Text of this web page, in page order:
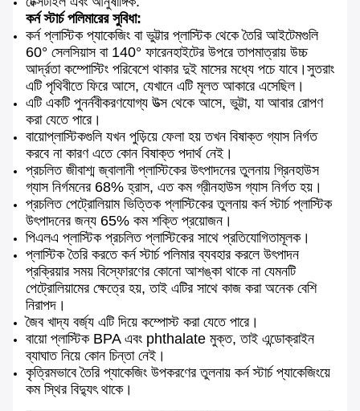
কর্ন স্টার্চ পলিমারের সুবিধা:
কর্ন প্লাস্টিক প্যাকেজিং বা ভুট্টার প্লাস্টিক থেকে তৈরি আইটেমগুলি
60° সেলসিয়াস বা 140° ফারেনহাইটের উপরে তাপমাত্রায় উচ্চ
আর্দ্রতা কম্পোস্টিং পরিবেশে থাকার দুই মাসের মধ্যে পচে যাবে।সুতরাং
এটি পৃথিবীতে ফিরে আসে, যেখানে এটি মূলত আকারে এসেছিল।
এটি একটি পুনর্নবীকরণযোগ্য উত্স থেকে আসে, ভুট্টা, যা আবার রোপণ
করা যেতে পারে।
বায়োপ্লাস্টিকগুলি যখন পুড়িয়ে ফেলা হয় তখন বিষাক্ত গ্যাস নির্গত
করবে না কারণ এতে কোন বিষাক্ত পদার্থ নেই।
প্রচলিত জীবাশ্ম জ্বালানী প্লাস্টিকের উৎপাদনের তুলনায় গ্রিনহাউস
গ্যাস নির্গমনের 68% হ্রাস, এত কম গ্রীনহাউস গ্যাস নির্গত হয়।
প্রচলিত পেট্রোলিয়াম ভিত্তিক প্লাস্টিকের তুলনায় কর্ন স্টার্চ প্লাস্টিক
উৎপাদনের জন্য 65% কম শক্তি প্রয়োজন।
পিএলএ প্লাস্টিক প্রচলিত প্লাস্টিকের সাথে প্রতিযোগিতামূলক।
প্লাস্টিক তৈরি করতে কর্ন স্টার্চ পলিমার ব্যবহার করলে উৎপাদন
প্রক্রিয়ার সময় বিস্ফোরণের কোনো আশঙ্কা থাকে না যেমনটি
পেট্রোলিয়ামের ক্ষেত্রে হয়, তাই এটির সাথে কাজ করা অনেক বেশি
নিরাপদ।
জৈব খাদ্য বর্জ্য এটি দিয়ে কম্পোস্ট করা যেতে পারে।
বায়ো প্লাস্টিক BPA এবং phthalate মুক্ত, তাই এন্ডোক্রাইন
ব্যাঘাত নিয়ে কোন চিন্তা নেই।
কৃত্রিমভাবে তৈরি প্যাকেজিং উপকরণের তুলনায় কর্ন স্টার্চ প্যাকেজিংয়ে
কম স্থির বিদ্যুৎ থাকে।